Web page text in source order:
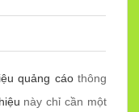
quảng cáothông
này chỉ cần một